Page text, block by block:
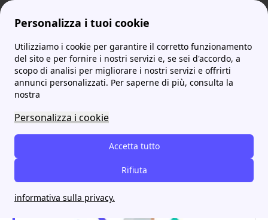
Personalizza i tuoi cookie
Utilizziamo i cookie per garantire il corretto funzionamento
del sito e per fornire i nostri servizi e, se sei d'accordo, a
scopo di analisi per migliorare i nostri servizi e offrirti
annunci personalizzati. Per saperne di più, consulta la
nostra
Personalizza i cookie
Accetta tutto
Rifiuta
informativa sulla privacy.
ProntoBolletta Confronto Fornitori Luce A2A o Edison? Un confronto tra i due fornitori di luce e gas
A2A o Edison? Un
confronto tra i due
fornitori di luce e gas